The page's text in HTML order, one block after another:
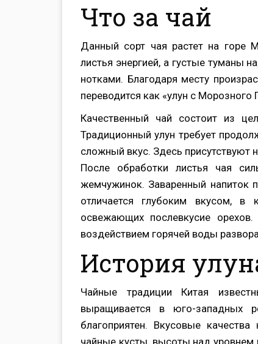
Что за чай
Данный сорт чая растет на горе
листья энергией, а густые туманы
нотками. Благодаря месту
переводится как «улун с Морозного
Качественный чай состоит из
Традиционный улун требует
сложный вкус. Здесь присутствуют
После обработки листья чая
жемчужинок. Заваренный напиток
отличается глубоким вкусом,
освежающих послевкусие
воздействием горячей воды
История
Чайные традиции Китая
выращивается в юго-западных
благоприятен. Вкусовые